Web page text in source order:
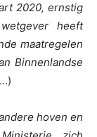
2020, ernstig
heeft
maatregelen
Binnenlandse
hoven en